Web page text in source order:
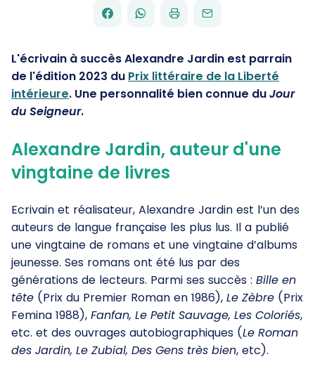
PARTAGER
FACEBOOK
PARTAGER
WHATSAPP
IMPRIMERENVOYER
PAR
EMAIL
L'écrivain à succès Alexandre Jardin est parrain
de l'édition 2023 du Prix littéraire de la Liberté
intérieure. Une personnalité bien connue duJour
du Seigneur.
Alexandre Jardin, auteur d'une
vingtaine de livres
Ecrivain et réalisateur, Alexandre Jardin est l’un des
auteurs de langue française les plus lus. Il a publié
une vingtaine de romans et une vingtaine d’albums
jeunesse. Ses romans ont été lus par des
générations de lecteurs. Parmi ses succès : Bille en
tête (Prix du Premier Roman en 1986), Le Zèbre (Prix
Femina 1988), Fanfan, Le Petit Sauvage, Les Coloriés,
etc. et des ouvrages autobiographiques (Le Roman
des Jardin, Le Zubial, Des Gens très bien, etc).